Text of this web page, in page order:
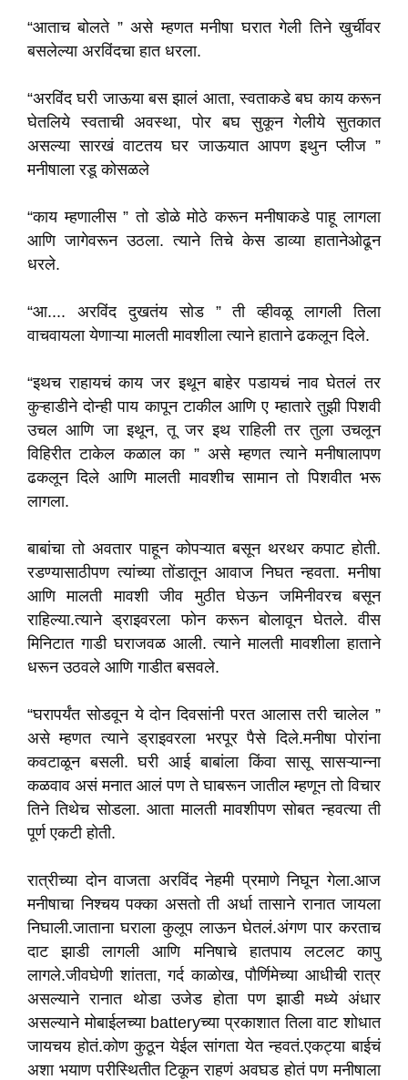
“आताच बोलते ” असे म्हणत मनीषा घरात गेली तिने खुर्चीवर
बसलेल्या अरविंदचा हात धरला.
“अरविंद घरी जाऊया बस झालं आता, स्वताकडे बघ काय करून
घेतलिये स्वताची अवस्था, पोर बघ सुकून गेलीये सुतकात
असल्या सारखं वाटतय घर जाऊयात आपण इथुन प्लीज ”
मनीषाला रडू कोसळले
“काय म्हणालीस ” तो डोळे मोठे करून मनीषाकडे पाहू लागला
आणि जागेवरून उठला. त्याने तिचे केस डाव्या हातानेओढून
धरले.
“आ.... अरविंद दुखतंय सोड ” ती व्हीवळू लागली तिला
वाचवायला येणाऱ्या मालती मावशीला त्याने हाताने ढकलून दिले.
“इथच राहायचं काय जर इथून बाहेर पडायचं नाव घेतलं तर
कुऱ्हाडीने दोन्ही पाय कापून टाकील आणि ए म्हातारे तुझी पिशवी
उचल आणि जा इथून, तू जर इथ राहिली तर तुला उचलून
विहिरीत टाकेल कळाल का ” असे म्हणत त्याने मनीषालापण
ढकलून दिले आणि मालती मावशीच सामान तो पिशवीत भरू
लागला.
बाबांचा तो अवतार पाहून कोपऱ्यात बसून थरथर कपाट होती.
रडण्यासाठीपण त्यांच्या तोंडातून आवाज निघत न्हवता. मनीषा
आणि मालती मावशी जीव मुठीत घेऊन जमिनीवरच बसून
राहिल्या.त्याने ड्राइवरला फोन करून बोलावून घेतले. वीस
मिनिटात गाडी घराजवळ आली. त्याने मालती मावशीला हाताने
धरून उठवले आणि गाडीत बसवले.
“घरापर्यंत सोडवून ये दोन दिवसांनी परत आलास तरी चालेल ”
असे म्हणत त्याने ड्राइवरला भरपूर पैसे दिले.मनीषा पोरांना
कवटाळून बसली. घरी आई बाबांला किंवा सासू सासऱ्यान्ना
कळवाव असं मनात आलं पण ते घाबरून जातील म्हणून तो विचार
तिने तिथेच सोडला. आता मालती मावशीपण सोबत न्हवत्या ती
पूर्ण एकटी होती.
रात्रीच्या दोन वाजता अरविंद नेहमी प्रमाणे निघून गेला.आज
मनीषाचा निश्चय पक्का असतो ती अर्धा तासाने रानात जायला
निघाली.जाताना घराला कुलूप लाऊन घेतलं.अंगण पार करताच
दाट झाडी लागली आणि मनिषाचे हातपाय लटलट कापु
लागले.जीवघेणी शांतता, गर्द काळोख, पौर्णिमेच्या आधीची रात्र
असल्याने रानात थोडा उजेड होता पण झाडी मध्ये अंधार
असल्याने मोबाईलच्या batteryच्या प्रकाशात तिला वाट शोधात
जायचय होतं.कोण कुठून येईल सांगता येत न्हवतं.एकट्या बाईचं
अशा भयाण परीस्थितीत टिकून राहणं अवघड होतं पण मनीषाला